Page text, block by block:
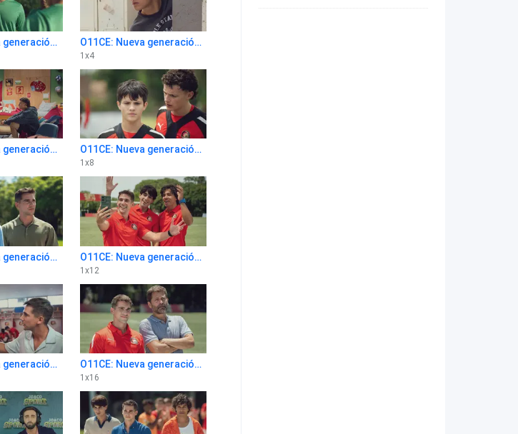
O11CE: Nueva generación 1x3 O11CE: Nueva generación 1x4
1 x4
O11CE: Nueva generación 1x7 O11CE: Nueva generación 1x8
1 x8
O11CE: Nueva generación 1x11 O11CE: Nueva generación 1x12
1 x12
O11CE: Nueva generación 1x15 O11CE: Nueva generación 1x16
1 x16